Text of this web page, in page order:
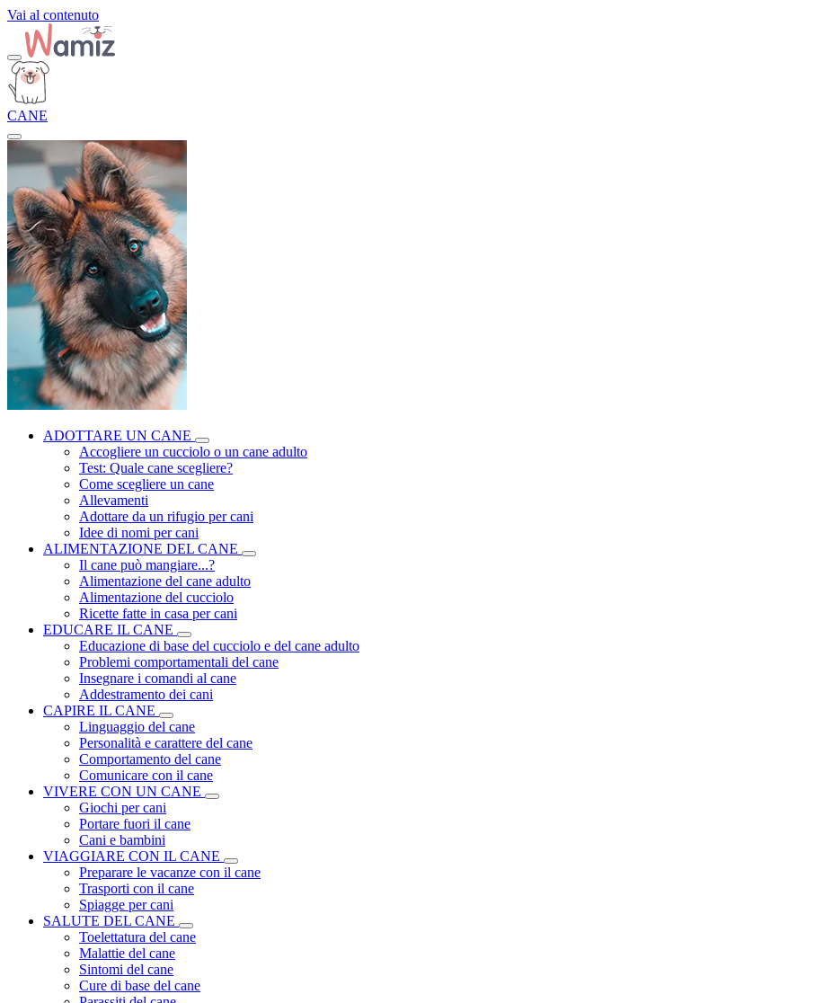
Vai al contenuto
CANE
ADOTTARE UN CANE
Accogliere un cucciolo o un cane adulto
Test: Quale cane scegliere?
Come scegliere un cane
Allevamenti
Adottare da un rifugio per cani
Idee di nomi per cani
ALIMENTAZIONE DEL CANE
Il cane può mangiare...?
Alimentazione del cane adulto
Alimentazione del cucciolo
Ricette fatte in casa per cani
EDUCARE IL CANE
Educazione di base del cucciolo e del cane adulto
Problemi comportamentali del cane
Insegnare i comandi al cane
Addestramento dei cani
CAPIRE IL CANE
Linguaggio del cane
Personalità e carattere del cane
Comportamento del cane
Comunicare con il cane
VIVERE CON UN CANE
Giochi per cani
Portare fuori il cane
Cani e bambini
VIAGGIARE CON IL CANE
Preparare le vacanze con il cane
Trasporti con il cane
Spiagge per cani
SALUTE DEL CANE
Toelettatura del cane
Malattie del cane
Sintomi del cane
Cure di base del cane